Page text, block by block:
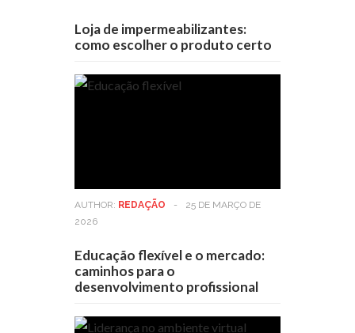
Loja de impermeabilizantes:
como escolher o produto certo
AUTHOR: REDAÇÃO -
25 DE MARÇO DE
2026
Educação flexível e o mercado:
caminhos para o
desenvolvimento profissional